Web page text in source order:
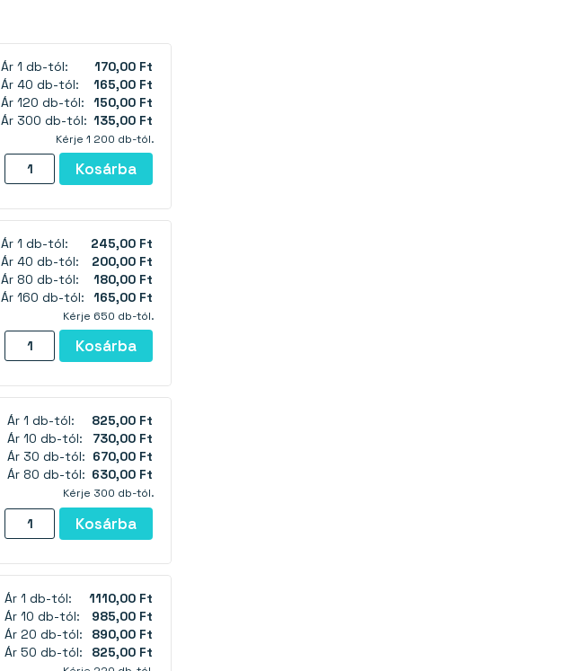
Ár 1 db-tól:
170,00 Ft
Ár 40 db-tól:
165,00 Ft
Ár 120 db-tól:
150,00 Ft
Ár 300 db-tól: 135,00 Ft
Kérje 1 200 db-tól.
Neodímium
mágnes
téglatest
mm
matricával
-
mennyiség
Kosárba
Ár 1 db-tól:
245,00 Ft
Ár 40 db-tól:
200,00 Ft
Ár 80 db-tól:
180,00 Ft
Ár 160 db-tól:
165,00 Ft
Kérje 650 db-tól.
Ferrit
téglatest
mágnes
mm
-
Y30BH
mennyiség
Kosárba
Ár 1 db-tól:
825,00 Ft
Ár 10 db-tól:
730,00 Ft
Ár 30 db-tól: 670,00 Ft
Ár 80 db-tól: 630,00 Ft
Kérje 300 db-tól.
Neodímium
mágnes
téglatest
mm
lyukkal
M4
Kosárba
Ár 1 db-tól:
1110,00 Ft
Ár 10 db-tól:
985,00 Ft
Ár 20 db-tól:
890,00 Ft
Ár 50 db-tól:
825,00 Ft